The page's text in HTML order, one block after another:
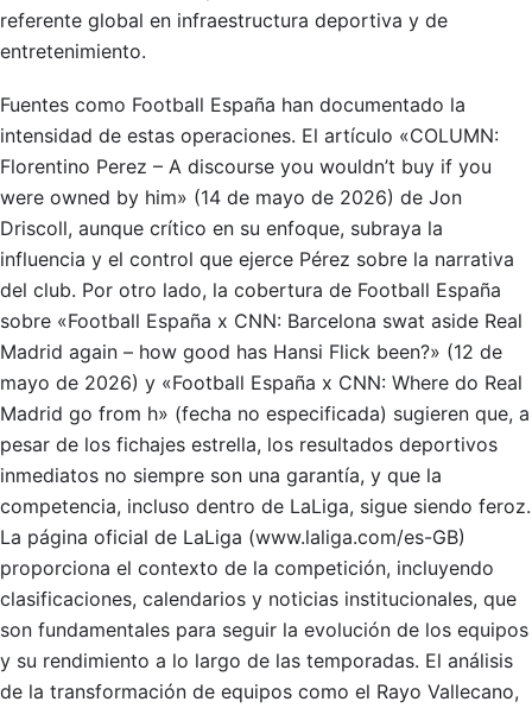
referente global en infraestructura deportiva y de
entretenimiento.
Fuentes como Football España han documentado la
intensidad de estas operaciones. El artículo «COLUMN:
Florentino Perez – A discourse you wouldn’t buy if you
were owned by him» (14 de mayo de 2026) de Jon
Driscoll, aunque crítico en su enfoque, subraya la
influencia y el control que ejerce Pérez sobre la narrativa
del club. Por otro lado, la cobertura de Football España
sobre «Football España x CNN: Barcelona swat aside Real
Madrid again – how good has Hansi Flick been?» (12 de
mayo de 2026) y «Football España x CNN: Where do Real
Madrid go from h» (fecha no especificada) sugieren que, a
pesar de los fichajes estrella, los resultados deportivos
inmediatos no siempre son una garantía, y que la
competencia, incluso dentro de LaLiga, sigue siendo feroz.
La página oficial de LaLiga (www.laliga.com/es-GB)
proporciona el contexto de la competición, incluyendo
clasificaciones, calendarios y noticias institucionales, que
son fundamentales para seguir la evolución de los equipos
y su rendimiento a lo largo de las temporadas. El análisis
de la transformación de equipos como el Rayo Vallecano,